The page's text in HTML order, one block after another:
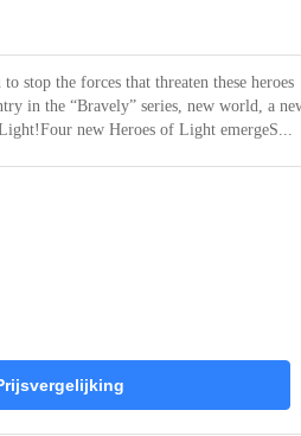
stop the forces that threaten these heroes
in the “Bravely” series, new world, a
new Heroes of Light emergeS...